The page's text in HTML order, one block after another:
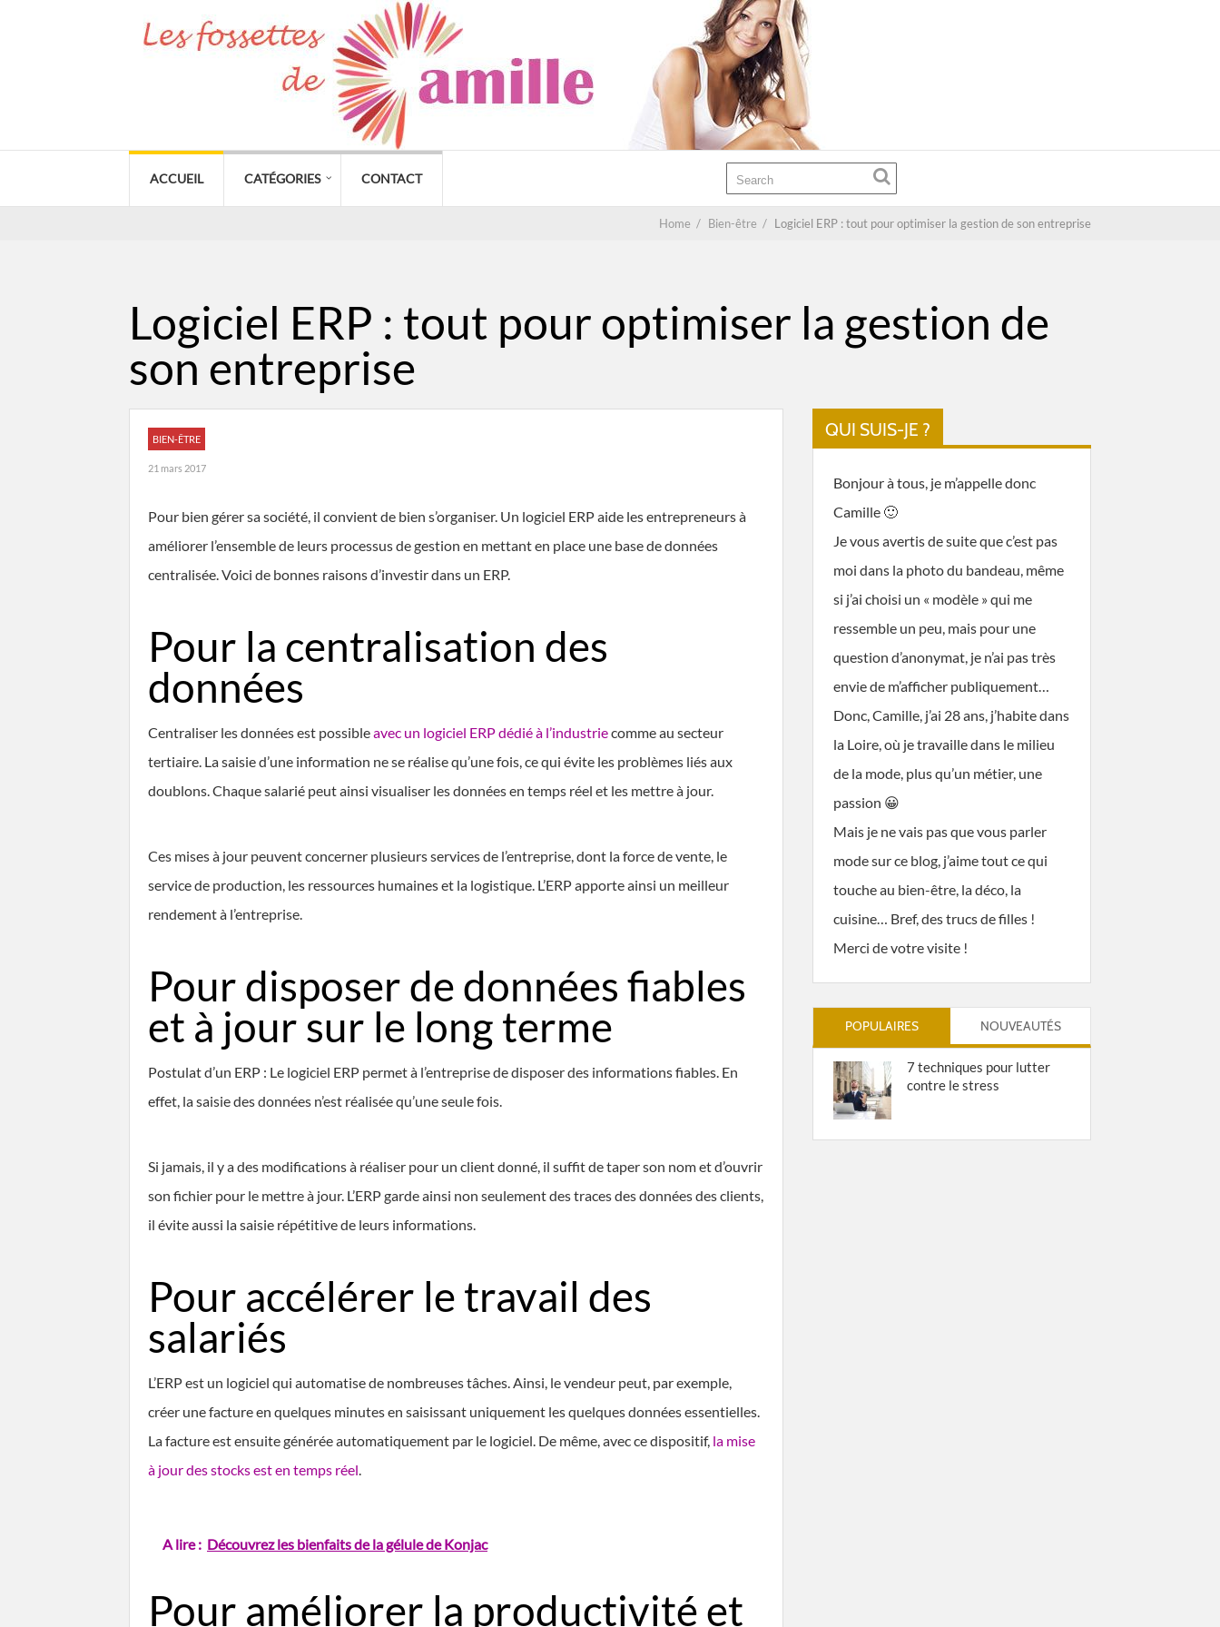
ACCUEIL CATÉGORIES CONTACT
Home / Bien-être / Logiciel ERP : tout pour optimiser la gestion de son entreprise
Logiciel ERP : tout pour optimiser la gestion de
son entreprise
BIEN-ÊTRE
21 mars 2017
Pour bien gérer sa société, il convient de bien s’organiser. Un logiciel ERP aide les entrepreneurs à
améliorer l’ensemble de leurs processus de gestion en mettant en place une base de données
centralisée. Voici de bonnes raisons d’investir dans un ERP.
Pour la centralisation des
données
Centraliser les données est possibleavec un logiciel ERP dédié à l’industriecomme au secteur
tertiaire. La saisie d’une information ne se réalise qu’une fois, ce qui évite les problèmes liés aux
doublons. Chaque salarié peut ainsi visualiser les données en temps réel et les mettre à jour.
Ces mises à jour peuvent concerner plusieurs services de l’entreprise, dont la force de vente, le
service de production, les ressources humaines et la logistique. L’ERP apporte ainsi un meilleur
rendement à l’entreprise.
Pour disposer de données fiables
et à jour sur le long terme
Postulat d’un ERP : Le logiciel ERP permet à l’entreprise de disposer des informations fiables. En
effet, la saisie des données n’est réalisée qu’une seule fois.
Si jamais, il y a des modifications à réaliser pour un client donné, il suffit de taper son nom et d’ouvrir
son fichier pour le mettre à jour. L’ERP garde ainsi non seulement des traces des données des clients,
il évite aussi la saisie répétitive de leurs informations.
Pour accélérer le travail des
salariés
L’ERP est un logiciel qui automatise de nombreuses tâches. Ainsi, le vendeur peut, par exemple,
créer une facture en quelques minutes en saisissant uniquement les quelques données essentielles.
La facture est ensuite générée automatiquement par le logiciel. De même, avec ce dispositif, la mise
à jour des stocks est en temps réel.
A lire : Découvrez les bienfaits de la gélule de Konjac
Pour améliorer la productivité et
QUI SUIS-JE ?
Bonjour à tous, je m’appelle donc
Camille 🙂
Je vous avertis de suite que c’est pas
moi dans la photo du bandeau, même
si j’ai choisi un « modèle » qui me
ressemble un peu, mais pour une
question d’anonymat, je n’ai pas très
envie de m’afficher publiquement…
Donc, Camille, j’ai 28 ans, j’habite dans
la Loire, où je travaille dans le milieu
de la mode, plus qu’un métier, une
passion 😀
Mais je ne vais pas que vous parler
mode sur ce blog, j’aime tout ce qui
touche au bien-être, la déco, la
cuisine… Bref, des trucs de filles !
Merci de votre visite !
POPULAIRES NOUVEAUTÉS
7 techniques pour lutter
contre le stress